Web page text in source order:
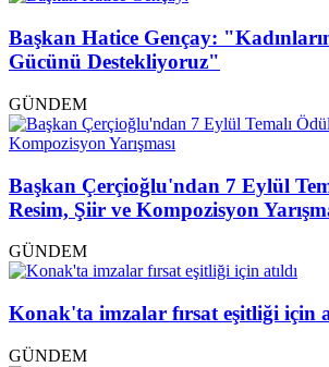
Başkan Hatice Gençay:
Gücünü Destekliyoruz"
GÜNDEM
Başkan Çerçioğlu'ndan 7 Eylül
Resim, Şiir ve Kompozisyon
GÜNDEM
Konak'ta imzalar fırsat eşitliği için
GÜNDEM